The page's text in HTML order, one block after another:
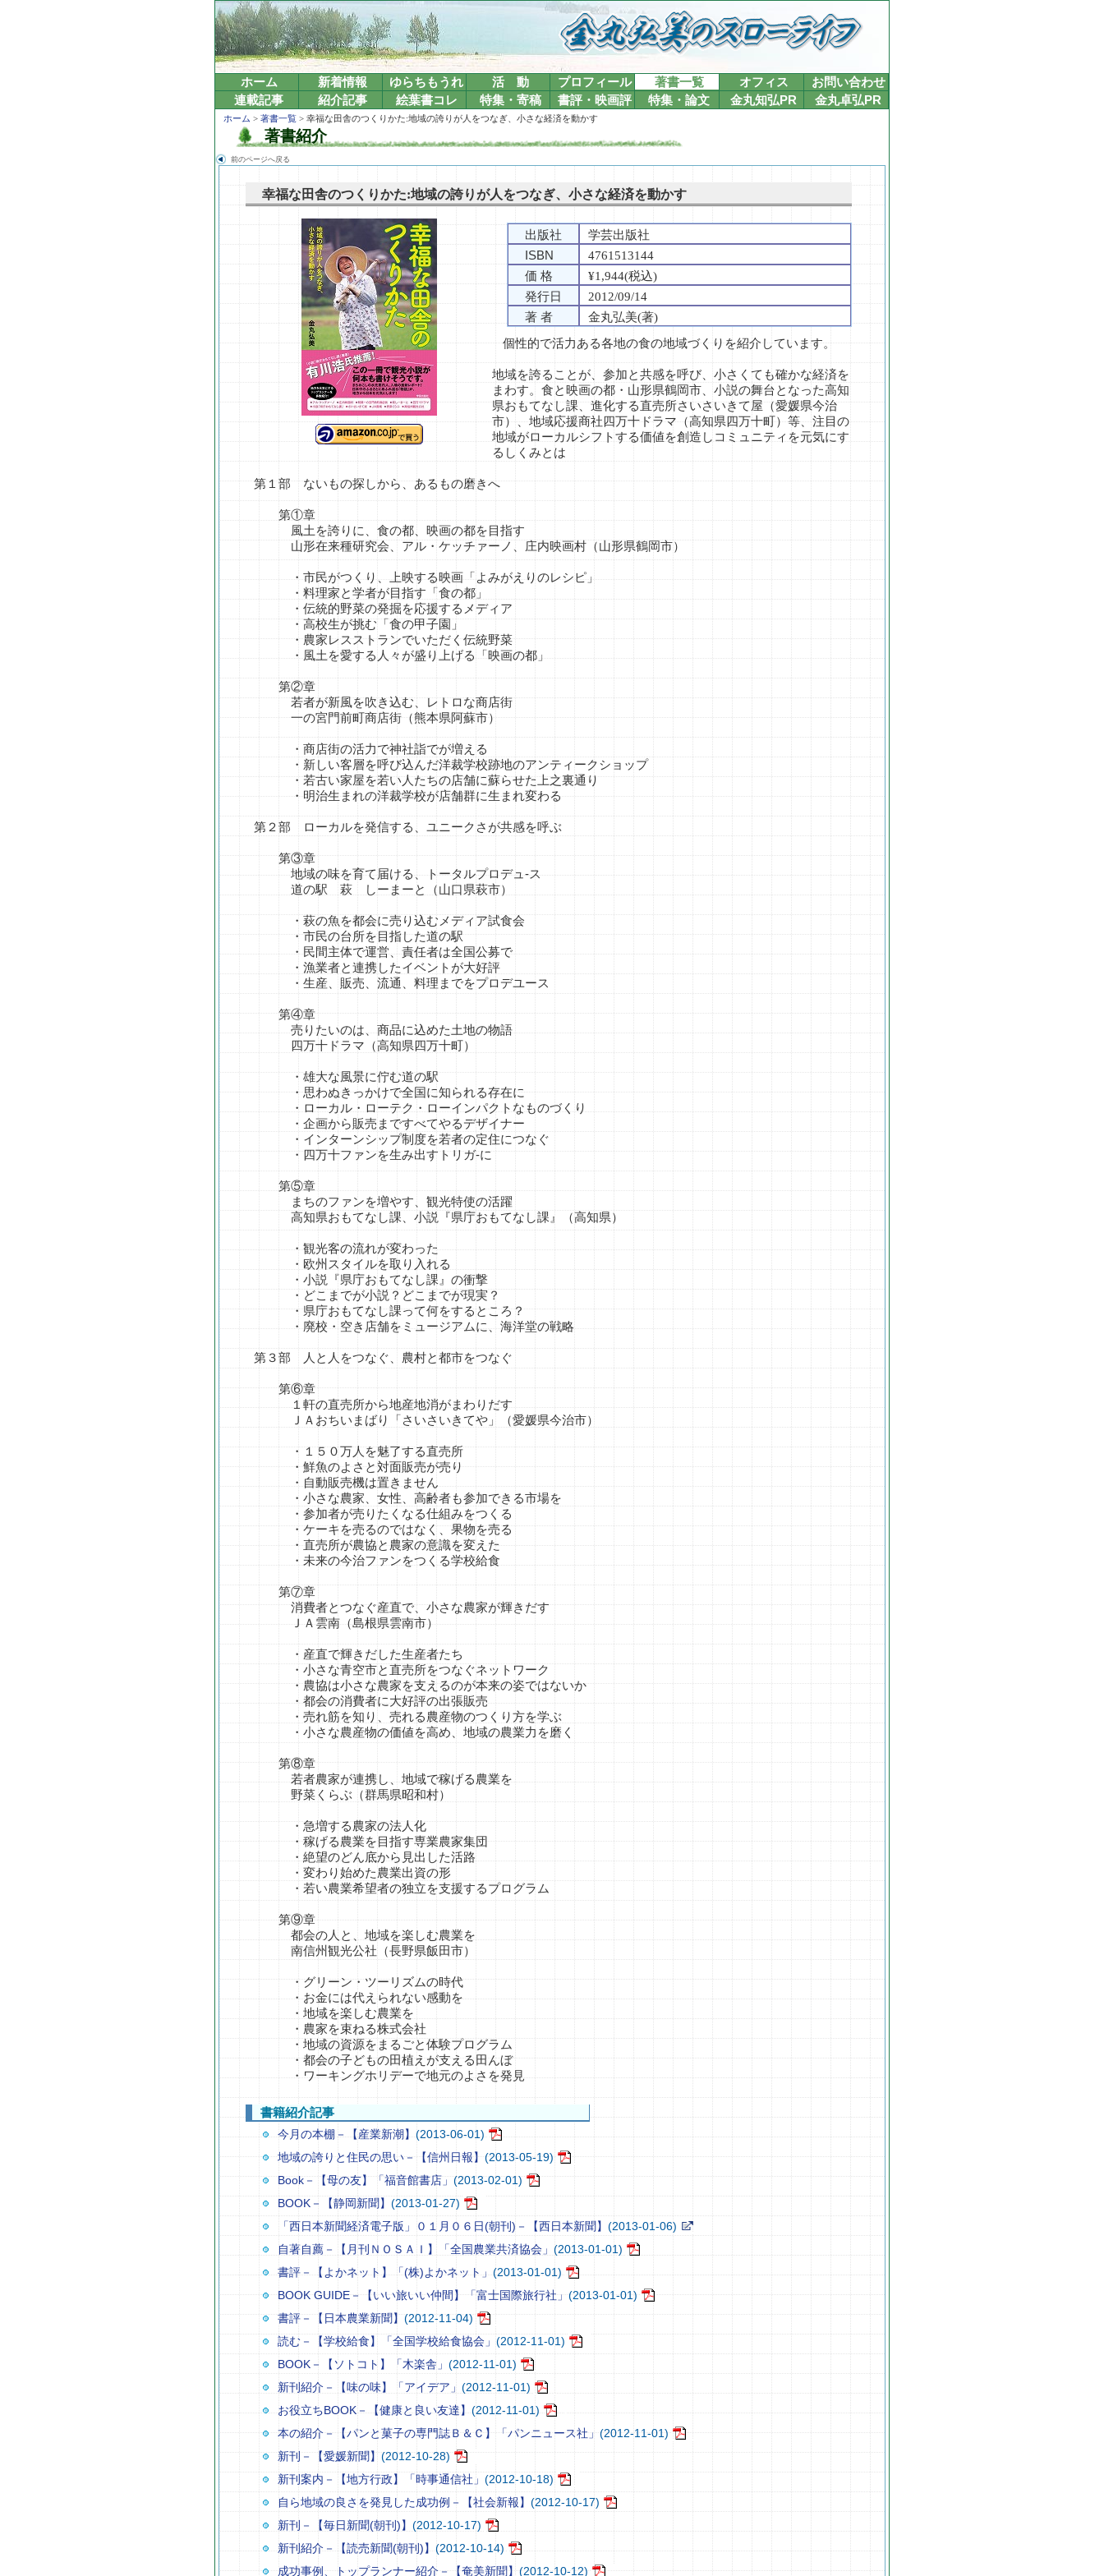
ホーム 新着情報 ゆらちもうれ 活 動 プロフィール 著書一覧 オフィス
お問い合わせ
連載記事
紹介記事 絵葉書コレ 特集・寄稿 書評・映画評 特集・論文 金丸知弘PR 金丸卓弘PR
ホーム > 著書一覧 > 幸福な田舎のつくりかた:地域の誇りが人をつなぎ、小さな経済を動かす
著書紹介
前のページへ戻る
幸福な田舎のつくりかた:地域の誇りが人をつなぎ、小さな経済を動かす
出版社
学芸出版社
ISBN
4761513144
価 格
¥1,944(税込)
発行日
2012/09/14
著 者
金丸弘美(著)
個性的で活力ある各地の食の地域づくりを紹介しています。
地域を誇ることが、参加と共感を呼び、小さくても確かな経済を
まわす。食と映画の都・山形県鶴岡市、小説の舞台となった高知
県おもてなし課、進化する直売所さいさいきて屋（愛媛県今治
市）、地域応援商社四万十ドラマ（高知県四万十町）等、注目の
地域がローカルシフトする価値を創造しコミュニティを元気にす
るしくみとは
第１部 ないもの探しから、あるもの磨きへ
第①章
風土を誇りに、食の都、映画の都を目指す
山形在来種研究会、アル・ケッチァーノ、庄内映画村（山形県鶴岡市）
・市民がつくり、上映する映画「よみがえりのレシピ」
・料理家と学者が目指す「食の都」
・伝統的野菜の発掘を応援するメディア
・高校生が挑む「食の甲子園」
・農家レスストランでいただく伝統野菜
・風土を愛する人々が盛り上げる「映画の都」
第②章
若者が新風を吹き込む、レトロな商店街
一の宮門前町商店街（熊本県阿蘇市）
・商店街の活力で神社詣でが増える
・新しい客層を呼び込んだ洋裁学校跡地のアンティークショップ
・若古い家屋を若い人たちの店舗に蘇らせた上之裏通り
・明治生まれの洋裁学校が店舗群に生まれ変わる
第２部 ローカルを発信する、ユニークさが共感を呼ぶ
第③章
地域の味を育て届ける、トータルプロデュ‐ス
道の駅 萩 しーまーと（山口県萩市）
・萩の魚を都会に売り込むメディア試食会
・市民の台所を目指した道の駅
・民間主体で運営、責任者は全国公募で
・漁業者と連携したイベントが大好評
・生産、販売、流通、料理までをプロデユース
第④章
売りたいのは、商品に込めた土地の物語
四万十ドラマ（高知県四万十町）
・雄大な風景に佇む道の駅
・思わぬきっかけで全国に知られる存在に
・ローカル・ローテク・ローインパクトなものづくり
・企画から販売まですべてやるデザイナー
・インターンシップ制度を若者の定住につなぐ
・四万十ファンを生み出すトリガ‐に
第⑤章
まちのファンを増やす、観光特使の活躍
高知県おもてなし課、小説『県庁おもてなし課』（高知県）
・観光客の流れが変わった
・欧州スタイルを取り入れる
・小説『県庁おもてなし課』の衝撃
・どこまでが小説？どこまでが現実？
・県庁おもてなし課って何をするところ？
・廃校・空き店舗をミュージアムに、海洋堂の戦略
第３部 人と人をつなぐ、農村と都市をつなぐ
第⑥章
１軒の直売所から地産地消がまわりだす
ＪＡおちいまばり「さいさいきてや」（愛媛県今治市）
・１５０万人を魅了する直売所
・鮮魚のよさと対面販売が売り
・自動販売機は置きません
・小さな農家、女性、高齢者も参加できる市場を
・参加者が売りたくなる仕組みをつくる
・ケーキを売るのではなく、果物を売る
・直売所が農協と農家の意識を変えた
・未来の今治ファンをつくる学校給食
第⑦章
消費者とつなぐ産直で、小さな農家が輝きだす
ＪＡ雲南（島根県雲南市）
・産直で輝きだした生産者たち
・小さな青空市と直売所をつなぐネットワーク
・農協は小さな農家を支えるのが本来の姿ではないか
・都会の消費者に大好評の出張販売
・売れ筋を知り、売れる農産物のつくり方を学ぶ
・小さな農産物の価値を高め、地域の農業力を磨く
第⑧章
若者農家が連携し、地域で稼げる農業を
野菜くらぶ（群馬県昭和村）
・急増する農家の法人化
・稼げる農業を目指す専業農家集団
・絶望のどん底から見出した活路
・変わり始めた農業出資の形
・若い農業希望者の独立を支援するプログラム
第⑨章
都会の人と、地域を楽しむ農業を
南信州観光公社（長野県飯田市）
・グリーン・ツーリズムの時代
・お金には代えられない感動を
・地域を楽しむ農業を
・農家を束ねる株式会社
・地域の資源をまるごと体験プログラム
・都会の子どもの田植えが支える田んぼ
・ワーキングホリデーで地元のよさを発見
書籍紹介記事
今月の本棚－【産業新潮】(2013-06-01)
地域の誇りと住民の思い－【信州日報】(2013-05-19)
Book－【母の友】「福音館書店」(2013-02-01)
BOOK－【静岡新聞】 (2013-01-27)
「西日本新聞経済電子版」０１月０６日(朝刊)－【西日本新聞】 (2013-01-06)
自著自薦－【月刊ＮＯＳＡＩ】「全国農業共済協会」 (2013-01-01)
書評－【よかネット】「(株)よかネット」(2013-01-01)
BOOK GUIDE－【いい旅いい仲間】「富士国際旅行社」(2013-01-01)
書評－【日本農業新聞】(2012-11-04)
読む－【学校給食】「全国学校給食協会」(2012-11-01)
BOOK－【ソトコト】「木楽舎」 (2012-11-01)
新刊紹介－【味の味】「アイデア」 (2012-11-01)
お役立ちBOOK－【健康と良い友達】(2012-11-01)
本の紹介－【パンと菓子の専門誌Ｂ＆Ｃ】「パンニュース社」(2012-11-01)
新刊－【愛媛新聞】(2012-10-28)
新刊案内－【地方行政】「時事通信社」 (2012-10-18)
自ら地域の良さを発見した成功例－【社会新報】 (2012-10-17)
新刊－【毎日新聞(朝刊)】 (2012-10-17)
新刊紹介－【読売新聞(朝刊)】(2012-10-14)
成功事例、トップランナー紹介－【奄美新聞】(2012-10-12)